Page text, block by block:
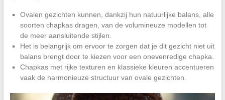
Ovalen gezichten kunnen, dankzij hun natuurlijke balans, alle
soorten chapkas dragen, van de volumineuze modellen tot
de meer aansluitende stijlen.
Het is belangrijk om ervoor te zorgen dat je dit gezicht niet uit
balans brengt door te kiezen voor een onevenredige chapka.
Chapkas met rijke texturen en klassieke kleuren accentueren
vaak de harmonieuze structuur van ovale gezichten.